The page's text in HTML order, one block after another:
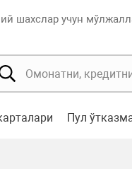
шахслар учун
Пул